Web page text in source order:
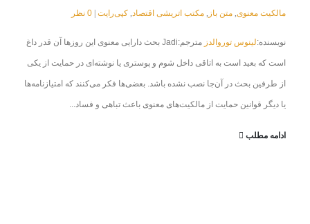
مالکیت معنوی, متن باز , مکتب اتریشی اقتصاد , کپی‌رایت 0 نظر
نویسنده:لینوس توروالدز مترجم:Jadi بحث دارایی معنوی این روزها آن قدر داغ
است که بعید است به اتاقی داخل شوم و پوستری یا نوشته‌ای در حمایت از یکی
از طرفین بحث در آن‌جا نصب نشده باشد. بعضی‌ها فکر می‌کنند که امتیازنامه‌ها
یا دیگر قوانین حمایت از مالکیت‌های معنوی باعث تباهی و فساد...
ادامه مطلب